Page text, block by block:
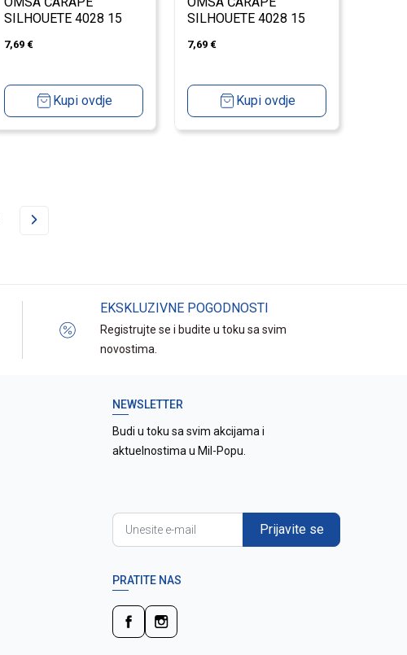
SILHOUETE 4028 15
7,69 €
Kupi ovdje
SILHOUETE 4028 15
7,69 €
Kupi ovdje
EKSKLUZIVNE POGODNOSTI
Registrujte se i budite u toku sa svim
novostima.
NEWSLETTER
Budi u toku sa svim akcijama i
aktuelnostima u Mil-Popu.
Prijavite se
PRATITE NAS